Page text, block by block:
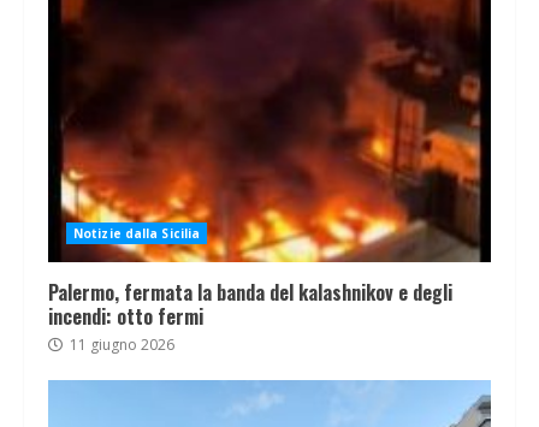
Notizie dalla Sicilia
Palermo, fermata la banda del kalashnikov e degli
incendi: otto fermi
11 giugno 2026